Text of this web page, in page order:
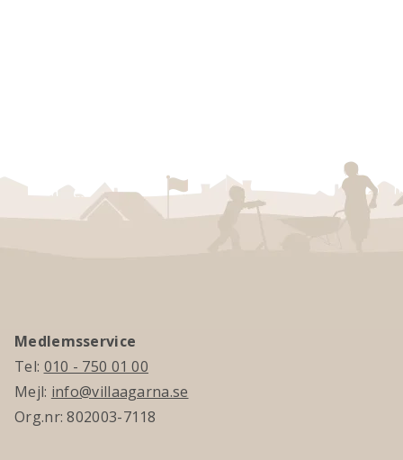
Medlemsservice
Tel: 010 - 750 01 00
Mejl: info@villaagarna.se
Org.nr: 802003-7118